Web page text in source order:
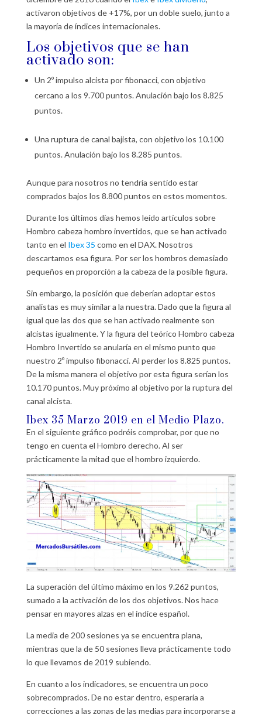
activaron objetivos de +17%, por un doble suelo, junto a
la mayoría de índices internacionales.
Los objetivos que se han
activado son:
Un 2º impulso alcista por fibonacci, con objetivo
cercano a los 9.700 puntos. Anulación bajo los 8.825
puntos.
Una ruptura de canal bajista, con objetivo los 10.100
puntos. Anulación bajo los 8.285 puntos.
Aunque para nosotros no tendría sentido estar
comprados bajos los 8.800 puntos en estos momentos.
Durante los últimos días hemos leído artículos sobre
Hombro cabeza hombro invertidos, que se han activado
tanto en el Ibex 35 como en el DAX. Nosotros
descartamos esa figura. Por ser los hombros demasiado
pequeños en proporción a la cabeza de la posible figura.
Sin embargo, la posición que deberían adoptar estos
analistas es muy similar a la nuestra. Dado que la figura al
igual que las dos que se han activado realmente son
alcistas igualmente. Y la figura del teórico Hombro cabeza
Hombro Invertido se anularía en el mismo punto que
nuestro 2º impulso fibonacci. Al perder los 8.825 puntos.
De la misma manera el objetivo por esta figura serían los
10.170 puntos. Muy próximo al objetivo por la ruptura del
canal alcista.
Ibex 35 Marzo 2019 en el Medio Plazo.
En el siguiente gráfico podréis comprobar, por que no
tengo en cuenta el Hombro derecho. Al ser
prácticamente la mitad que el hombro izquierdo.
La superación del último máximo en los 9.262 puntos,
sumado a la activación de los dos objetivos. Nos hace
pensar en mayores alzas en el índice español.
La media de 200 sesiones ya se encuentra plana,
mientras que la de 50 sesiones lleva prácticamente todo
lo que llevamos de 2019 subiendo.
En cuanto a los indicadores, se encuentra un poco
sobrecomprados. De no estar dentro, esperaría a
correcciones a las zonas de las medias para incorporarse a